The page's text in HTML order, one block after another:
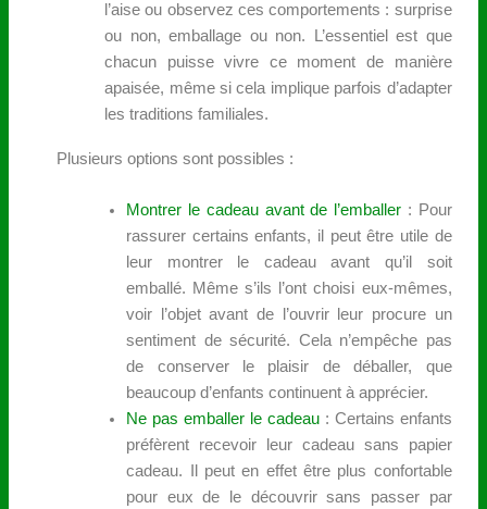
l’aise ou observez ces comportements : surprise
ou non, emballage ou non. L’essentiel est que
chacun puisse vivre ce moment de manière
apaisée, même si cela implique parfois d’adapter
les traditions familiales.
Plusieurs options sont possibles :
Montrer le cadeau avant de l’emballer : Pour
rassurer certains enfants, il peut être utile de
leur montrer le cadeau avant qu’il soit
emballé. Même s’ils l’ont choisi eux-mêmes,
voir l’objet avant de l’ouvrir leur procure un
sentiment de sécurité. Cela n’empêche pas
de conserver le plaisir de déballer, que
beaucoup d’enfants continuent à apprécier.
Ne pas emballer le cadeau: Certains enfants
préfèrent recevoir leur cadeau sans papier
cadeau. Il peut en effet être plus confortable
pour eux de le découvrir sans passer par